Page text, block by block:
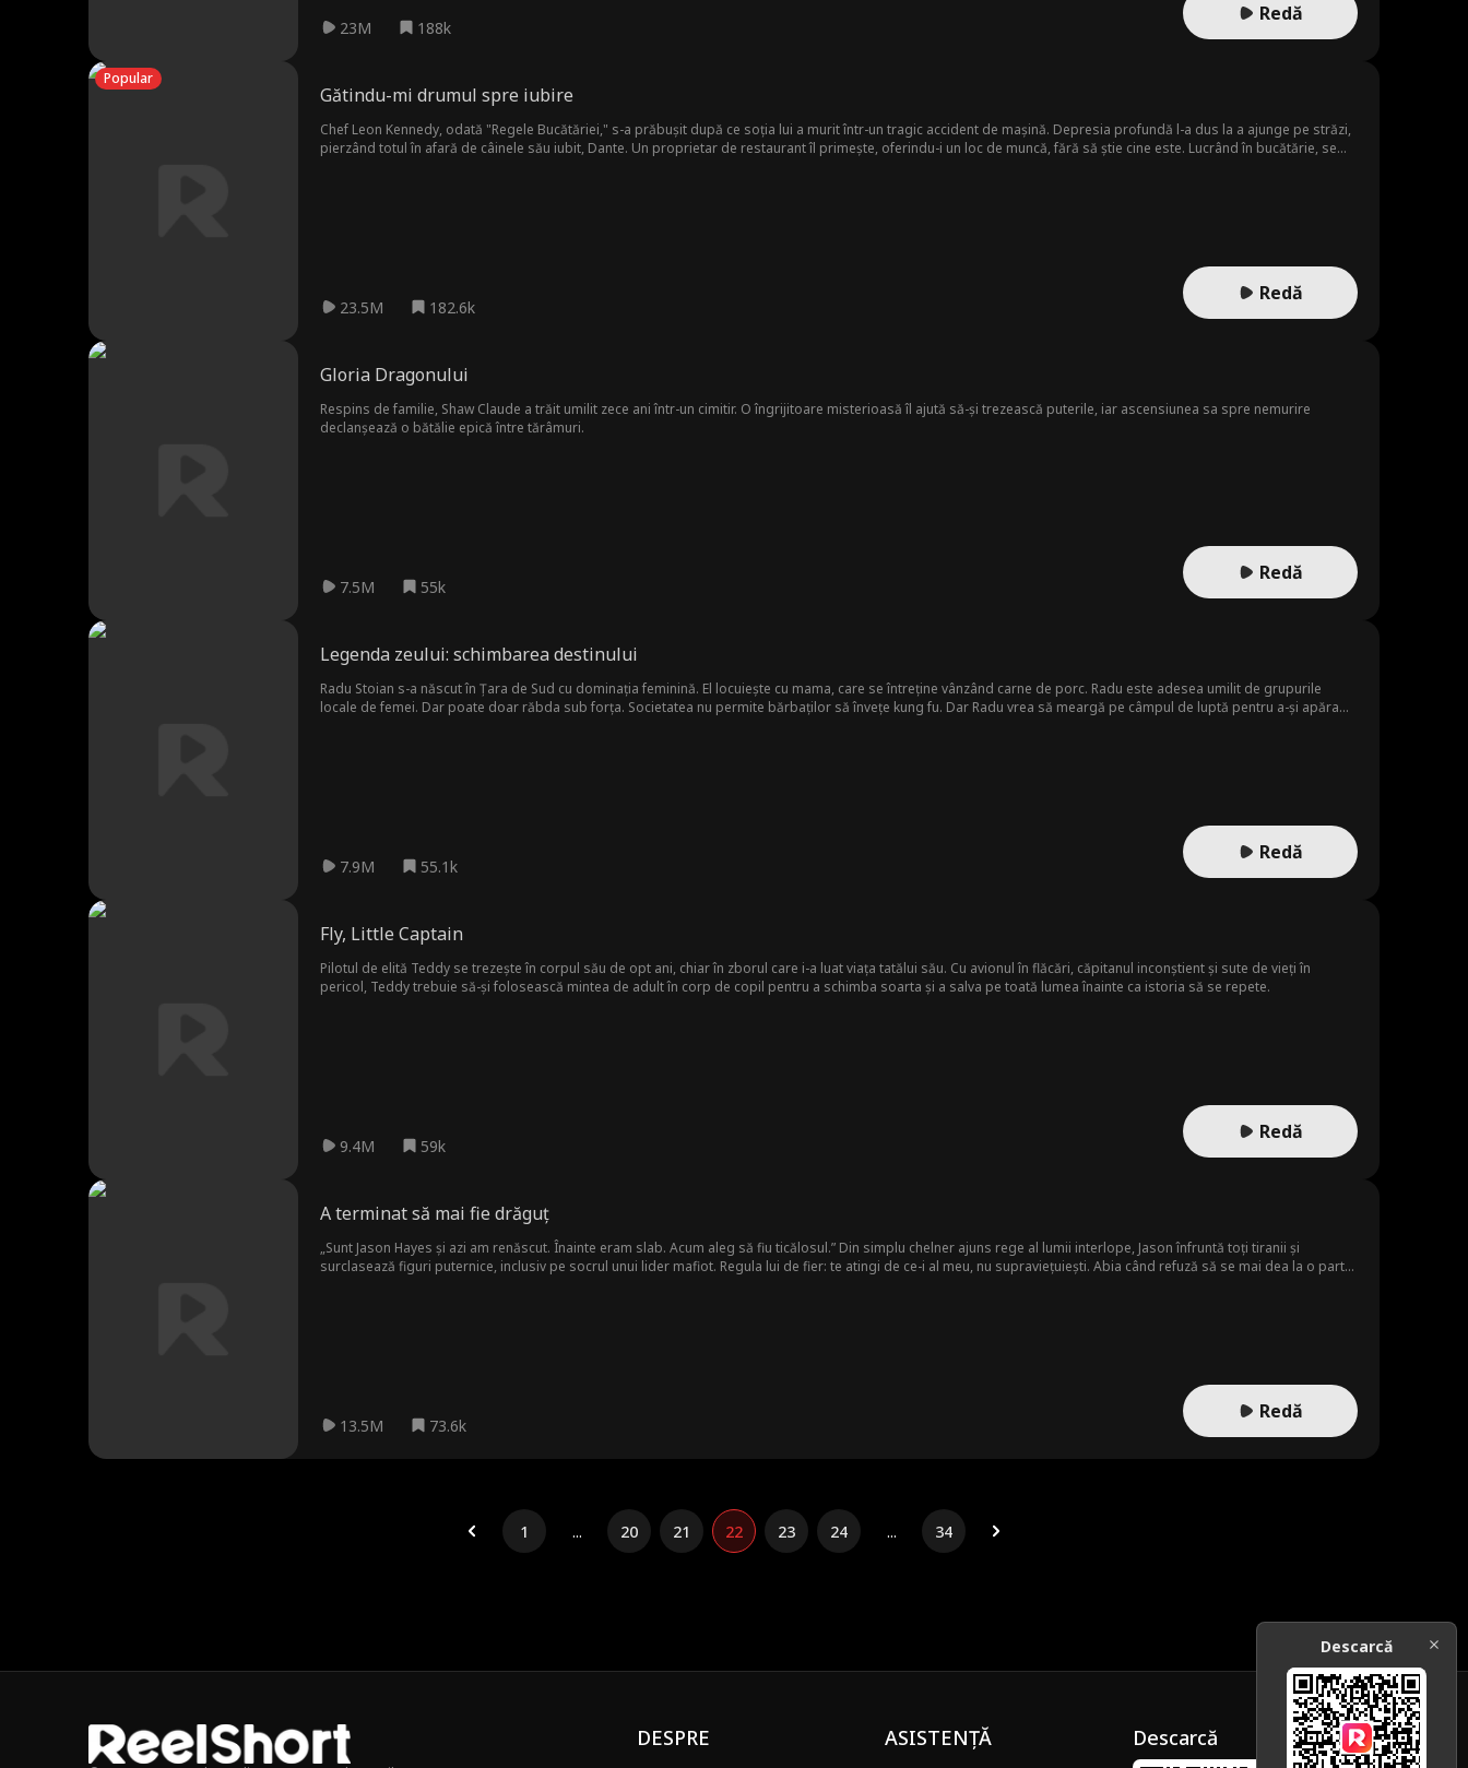
23M 188k
Redă
Popular
Gătindu-mi drumul spre iubire
Chef Leon Kennedy, odată "Regele Bucătăriei," s-a prăbușit după ce soția lui a murit într-un tragic accident de mașină. Depresia profundă l-a dus la a ajunge pe străzi,
pierzând totul în afară de câinele său iubit, Dante. Un proprietar de restaurant îl primește, oferindu-i un loc de muncă, fără să știe cine este. Lucrând în bucătărie, se
23.5M 182.6k
Redă
Gloria Dragonului
Respins de familie, Shaw Claude a trăit umilit zece ani într-un cimitir. O îngrijitoare misterioasă îl ajută să-și trezească puterile, iar ascensiunea sa spre nemurire
declanșează o bătălie epică între tărâmuri.
7.5M 55k
Redă
Legenda zeului: schimbarea destinului
Radu Stoian s-a născut în Țara de Sud cu dominația feminină. El locuiește cu mama, care se întreține vânzând carne de porc. Radu este adesea umilit de grupurile
locale de femei. Dar poate doar răbda sub forța. Societatea nu permite bărbaților să învețe kung fu. Dar Radu vrea să meargă pe câmpul de luptă pentru a-și apăra
7.9M 55.1k
Redă
Fly, Little Captain
Pilotul de elită Teddy se trezește în corpul său de opt ani, chiar în zborul care i-a luat viața tatălui său. Cu avionul în flăcări, căpitanul inconștient și sute de vieți în
pericol, Teddy trebuie să-și folosească mintea de adult în corp de copil pentru a schimba soarta și a salva pe toată lumea înainte ca istoria să se repete.
9.4M 59k
Redă
A terminat să mai fie drăguț
„Sunt Jason Hayes și azi am renăscut. Înainte eram slab. Acum aleg să fiu ticălosul.” Din simplu chelner ajuns rege al lumii interlope, Jason înfruntă toți tiranii și
surclasează figuri puternice, inclusiv pe socrul unui lider mafiot. Regula lui de fier: te atingi de ce-i al meu, nu supraviețuiești. Abia când refuză să se mai dea la o parte,
13.5M 73.6k
Redă
1 ... 20 21 22 23 24 ... 34
DESPRE ASISTENȚĂ Descarcă
Descarcă